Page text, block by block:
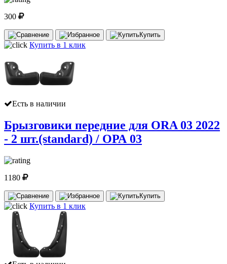
300
Купить
Купить в 1 клик
Есть в наличии
Брызговики передние для ORA 03 2022
- 2 шт.(standard) / ОРА 03
1180
Купить
Купить в 1 клик